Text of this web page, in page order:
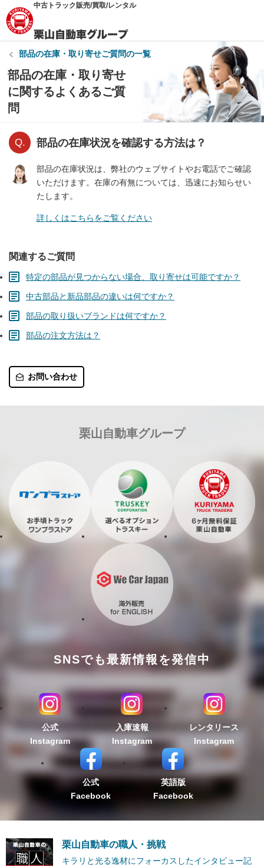
中古トラック販売/買取/レンタル
部品の在庫・取り寄せご質問の一覧
部品の在庫・取り寄せ
に関するよくあるご質
問
部品の在庫状況を確認する方法は？
部品の在庫状況は、弊社のウェブサイトやお電話でご確認
いただけます。在庫の有無については、迅速にお知らせい
たします。
詳しくはこちらをご覧ください
関連するご質問
特定の部品が見つからない場合、取り寄せは可能ですか？
中古部品と新品部品の違いは何ですか？
部品の取り扱いブランドは何ですか？
部品の注文方法は？
お問い合わせ
栗山自動車グループ
SNSでも最新情報を発信中
公式
Instagram
入庫速報
Instagram
レンタリース
Instagram
公式
Facebook
英語版
Facebook
栗山自動車の職人・挑戦
キラリと光る逸材にフォーカスしたインタビュー記